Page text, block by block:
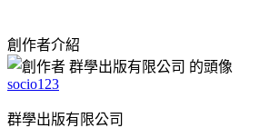
創作者介紹
socio123
群學出版有限公司